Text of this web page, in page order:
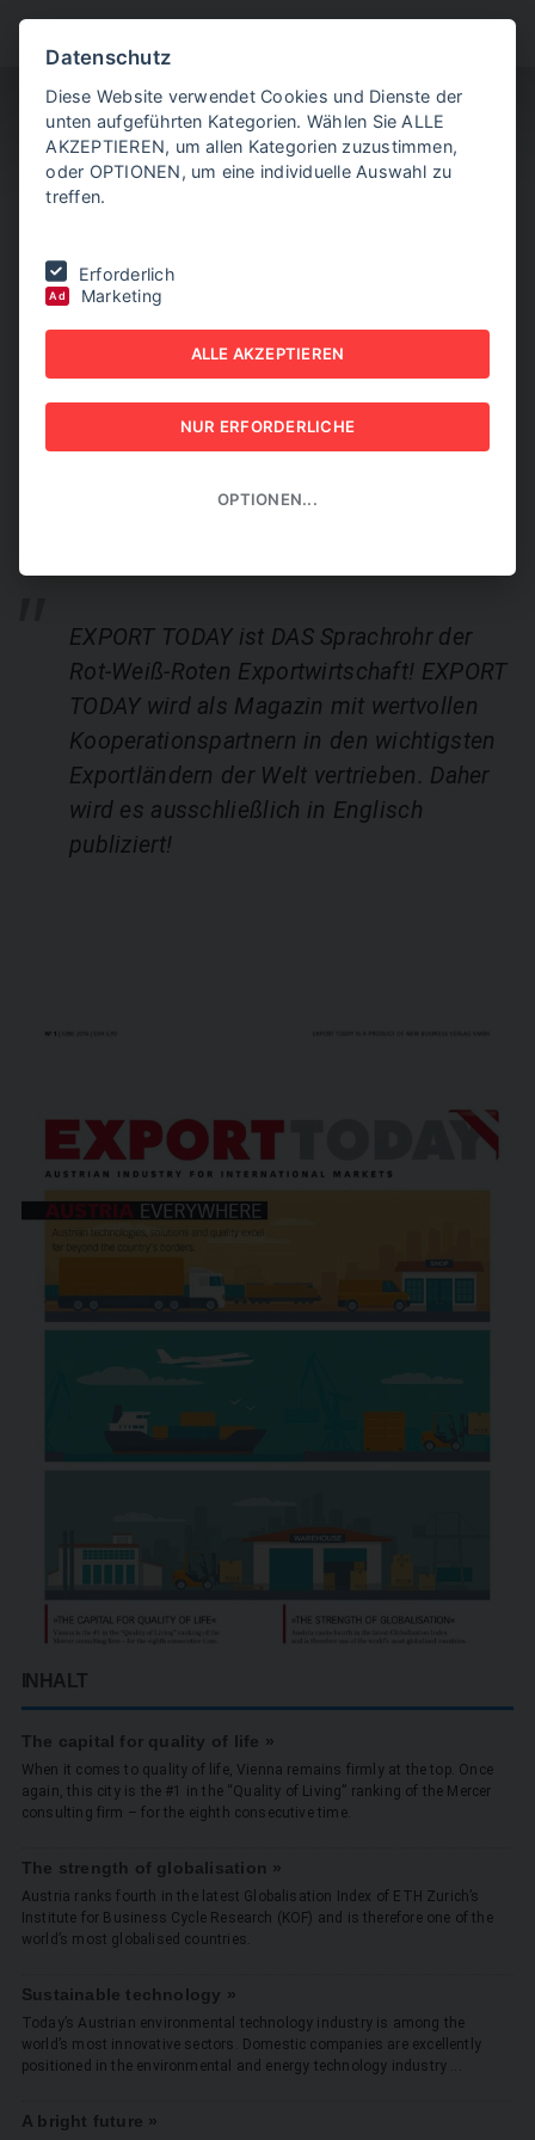
TODAY No. 1/2016
EXPORT TODAY print -
EXPORT TODAY No.
1/2016
EXPORT TODAY ist DAS Sprachrohr der
Rot-Weiß-Roten Exportwirtschaft! EXPORT
TODAY wird als Magazin mit wertvollen
Kooperationspartnern in den wichtigsten
Exportländern der Welt vertrieben. Daher
wird es ausschließlich in Englisch
publiziert!
INHALT
The capital for quality of life »
When it comes to quality of life, Vienna remains firmly at the top. Once
again, this city is the #1 in the “Quality of Living” ranking of the Mercer
consulting firm – for the eighth consecutive time.
The strength of globalisation »
Austria ranks fourth in the latest Globalisation Index of ETH Zurich’s
Institute for Business Cycle Research (KOF) and is therefore one of the
world’s most globalised countries.
Sustainable technology »
Today’s Austrian environmental technology industry is among the
world’s most innovative sectors. Domestic companies are excellently
positioned in the environmental and energy technology ­industry ...
A bright future »
Datenschutz
Diese Website verwendet Cookies und Dienste der
unten aufgeführten Kategorien. Wählen Sie ALLE
AKZEPTIEREN, um allen Kategorien zuzustimmen,
oder OPTIONEN, um eine individuelle Auswahl zu
treffen.
Erforderlich
Ad Marketing
ALLE AKZEPTIEREN
NUR ERFORDERLICHE
OPTIONEN...